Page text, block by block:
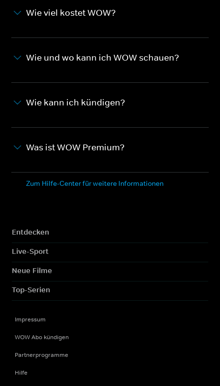
Wie viel kostet WOW?
Wie und wo kann ich WOW schauen?
Wie kann ich kündigen?
Was ist WOW Premium?
Zum Hilfe-Center für weitere Informationen
Entdecken
Live-Sport
Neue Filme
Top-Serien
Impressum
WOW Abo kündigen
Partnerprogramme
Hilfe